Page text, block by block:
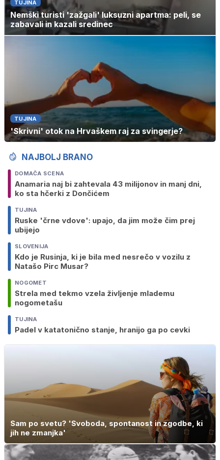
TUJINA
Nemški turisti 'zažgali' luksuzni apartma: peli, se
zabavali in kazali sredinec
TUJINA
'Skrivni' otok na Hrvaškem raj za svingerje?
NAJBOLJ BRANO
DOMAČA SCENA
Anamaria naj bi zahtevala 43 milijonov in manj dni,
ko sta hčerki z Dončićem
TUJINA
Ruske 'črne vdove': upajo, da jim može čim prej
ubijejo
SLOVENIJA
Kdo je Rusinja, ki je bila med nesrečo v vozilu z
Natašo Pirc Musar?
NOGOMET
Strela med tekmo vzela življenje mlademu
nogometašu
TUJINA
Padel v katatonično stanje, hranijo ga po cevki
Sam po svetu? 'Svoboda, spontanost in zgodbe, ki
jih ne zmanjka'